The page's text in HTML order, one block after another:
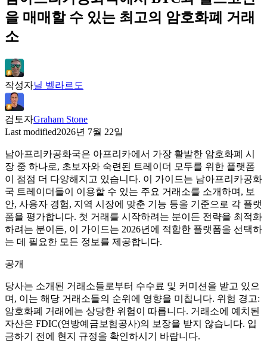
을 매매할 수 있는 최고의 암호화폐 거래
소
작성자닐 벨라르도
검토자Graham Stone
Last modified2026년 7월 22일
남아프리카공화국은 아프리카에서 가장 활발한 암호화폐 시
장 중 하나로, 초보자와 숙련된 트레이더 모두를 위한 플랫폼
이 점점 더 다양해지고 있습니다. 이 가이드는 남아프리카공화
국 트레이더들이 이용할 수 있는 주요 거래소를 소개하며, 보
안, 사용자 경험, 지역 시장에 맞춘 기능 등을 기준으로 각 플랫
폼을 평가합니다. 첫 거래를 시작하려는 분이든 전략을 최적화
하려는 분이든, 이 가이드는 2026년에 적합한 플랫폼을 선택하
는 데 필요한 모든 정보를 제공합니다.
공개
당사는 소개된 거래소들로부터 수수료 및 커미션을 받고 있으
며, 이는 해당 거래소들의 순위에 영향을 미칩니다. 위험 경고:
암호화폐 거래에는 상당한 위험이 따릅니다. 거래소에 예치된
자산은 FDIC(연방예금보험공사)의 보장을 받지 않습니다. 입
금하기 전에 현지 규정을 확인하시기 바랍니다.